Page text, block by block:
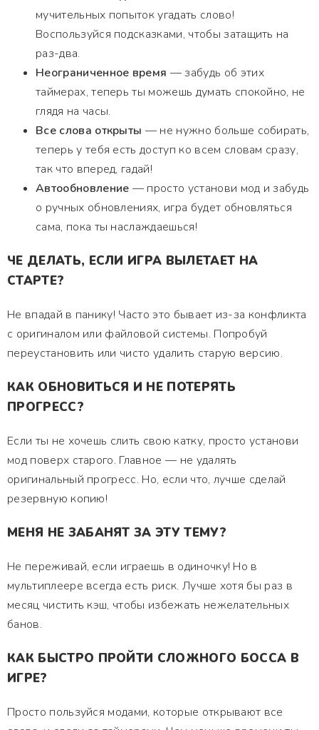
мучительных попыток угадать слово!
Воспользуйся подсказками, чтобы затащить на
раз-два.
Неограниченное время — забудь об этих
таймерах, теперь ты можешь думать спокойно, не
глядя на часы.
Все слова открыты — не нужно больше собирать,
теперь у тебя есть доступ ко всем словам сразу,
так что вперед, гадай!
Автообновление — просто установи мод и забудь
о ручных обновлениях, игра будет обновляться
сама, пока ты наслаждаешься!
ЧЕ ДЕЛАТЬ, ЕСЛИ ИГРА ВЫЛЕТАЕТ НА
СТАРТЕ?
Не впадай в панику! Часто это бывает из-за конфликта
с оригиналом или файловой системы. Попробуй
переустановить или чисто удалить старую версию.
КАК ОБНОВИТЬСЯ И НЕ ПОТЕРЯТЬ
ПРОГРЕСС?
Если ты не хочешь слить свою катку, просто установи
мод поверх старого. Главное — не удалять
оригинальный прогресс. Но, если что, лучше сделай
резервную копию!
МЕНЯ НЕ ЗАБАНЯТ ЗА ЭТУ ТЕМУ?
Не переживай, если играешь в одиночку! Но в
мультиплеере всегда есть риск. Лучше хотя бы раз в
месяц чистить кэш, чтобы избежать нежелательных
банов.
КАК БЫСТРО ПРОЙТИ СЛОЖНОГО БОССА В
ИГРЕ?
Просто пользуйся модами, которые открывают все